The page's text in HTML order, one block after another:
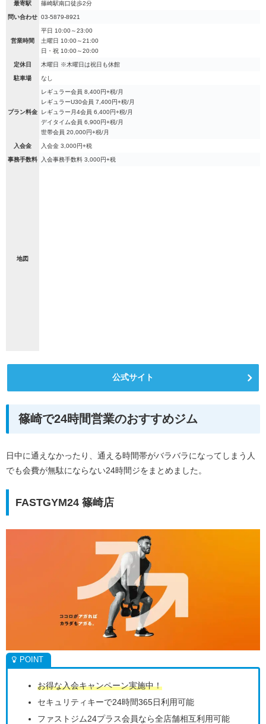
最寄駅 篠崎駅南口徒歩2分
問い合わせ 03-5879-8921
営業時間
平日 10:00～23:00
土曜日 10:00～21:00
日・祝 10:00～20:00
定休日 木曜日 ※木曜日は祝日も休館
駐車場 なし
プラン料金
レギュラー会員 8,400円+税/月
レギュラーU30会員 7,400円+税/月
レギュラー月4会員 6,400円+税/月
デイタイム会員 6,900円+税/月
世帯会員 20,000円+税/月
入会金 入会金 3,000円+税
事務手数料 入会事務手数料 3,000円+税
地図
公式サイト
篠崎で24時間営業のおすすめジム
日中に通えなかったり、通える時間帯がバラバラになってしまう人
でも会費が無駄にならない24時間ジをまとめました。
FASTGYM24 篠崎店
お得な入会キャンペーン実施中！
セキュリティキーで24時間365日利用可能
ファストジム24プラス会員なら全店舗相互利用可能